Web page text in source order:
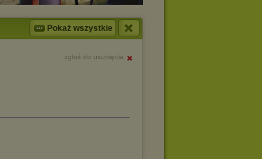
Pokaż wszystkie
zgłoś do usunięcia